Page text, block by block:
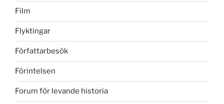
Film
Flyktingar
Författarbesök
Förintelsen
Forum för levande historia